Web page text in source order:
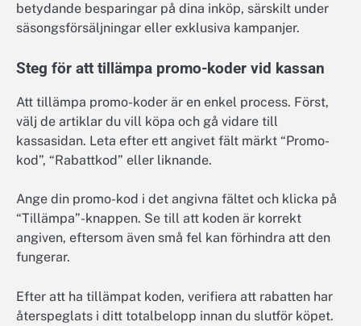
betydande besparingar på dina inköp, särskilt under
säsongsförsäljningar eller exklusiva kampanjer.
Steg för att tillämpa promo-koder vid kassan
Att tillämpa promo-koder är en enkel process. Först,
välj de artiklar du vill köpa och gå vidare till
kassasidan. Leta efter ett angivet fält märkt “Promo-
kod”, “Rabattkod” eller liknande.
Ange din promo-kod i det angivna fältet och klicka på
“Tillämpa”-knappen. Se till att koden är korrekt
angiven, eftersom även små fel kan förhindra att den
fungerar.
Efter att ha tillämpat koden, verifiera att rabatten har
återspeglats i ditt totalbelopp innan du slutför köpet.